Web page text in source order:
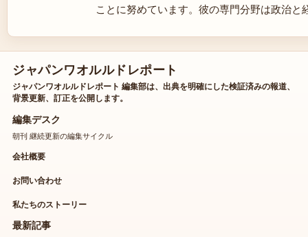
ことに努めています。彼の専門分野は政治と
ジャパンワオルルドレポート
ジャパンワオルルドレポート 編集部は、出典を明確にした検証済みの報道、
背景更新、訂正を公開します。
編集デスク
朝刊 継続更新の編集サイクル
会社概要
お問い合わせ
私たちのストーリー
最新記事